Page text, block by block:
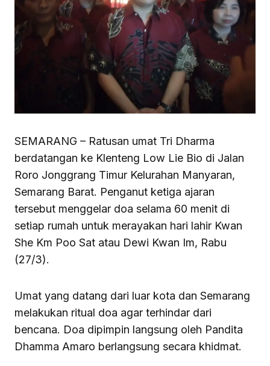
SEMARANG – Ratusan umat Tri Dharma
berdatangan ke Klenteng Low Lie Bio di Jalan
Roro Jonggrang Timur Kelurahan Manyaran,
Semarang Barat. Penganut ketiga ajaran
tersebut menggelar doa selama 60 menit di
setiap rumah untuk merayakan hari lahir Kwan
She Km Poo Sat atau Dewi Kwan Im, Rabu
(27/3).
Umat yang datang dari luar kota dan Semarang
melakukan ritual doa agar terhindar dari
bencana. Doa dipimpin langsung oleh Pandita
Dhamma Amaro berlangsung secara khidmat.